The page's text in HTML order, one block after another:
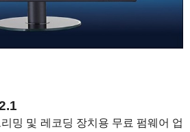
밍 및 레코딩 장치용 무료 펌웨어 업